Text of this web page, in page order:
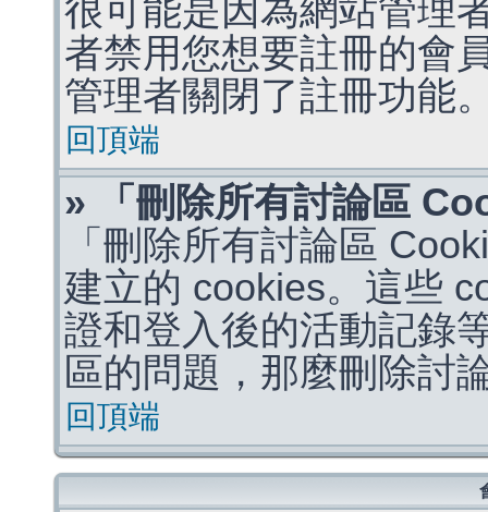
很可能是因為網站管理
者禁用您想要註冊的會
管理者關閉了註冊功能
回頂端
» 「刪除所有討論區
「刪除所有討論區
建立的 cookies。這些
證和登入後的活動記錄
區的問題，那麼刪除討
回頂端